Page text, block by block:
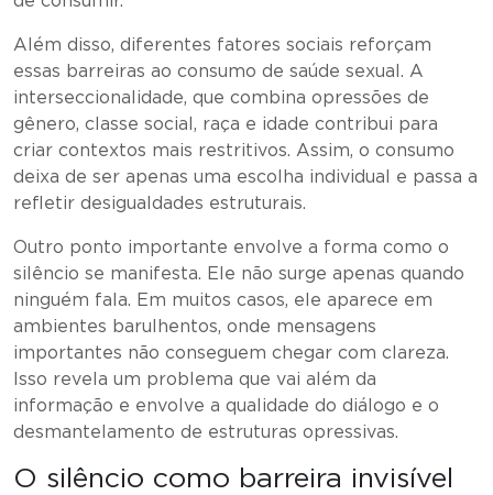
Além disso, diferentes fatores sociais reforçam
essas barreiras ao consumo de saúde sexual. A
interseccionalidade, que combina opressões de
gênero, classe social, raça e idade contribui para
criar contextos mais restritivos. Assim, o consumo
deixa de ser apenas uma escolha individual e passa a
refletir desigualdades estruturais.
Outro ponto importante envolve a forma como o
silêncio se manifesta. Ele não surge apenas quando
ninguém fala. Em muitos casos, ele aparece em
ambientes barulhentos, onde mensagens
importantes não conseguem chegar com clareza.
Isso revela um problema que vai além da
informação e envolve a qualidade do diálogo e o
desmantelamento de estruturas opressivas.
O silêncio como barreira invisível